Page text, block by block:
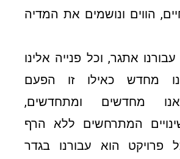
הווים ונושמים את המדיה
אתגר, וכל פנייה אלינו
מחדש כאילו זו הפעם
מחדשים ומתחדשים,
המתרחשים ללא הרף
פרויקט הוא עבורנו בגדר